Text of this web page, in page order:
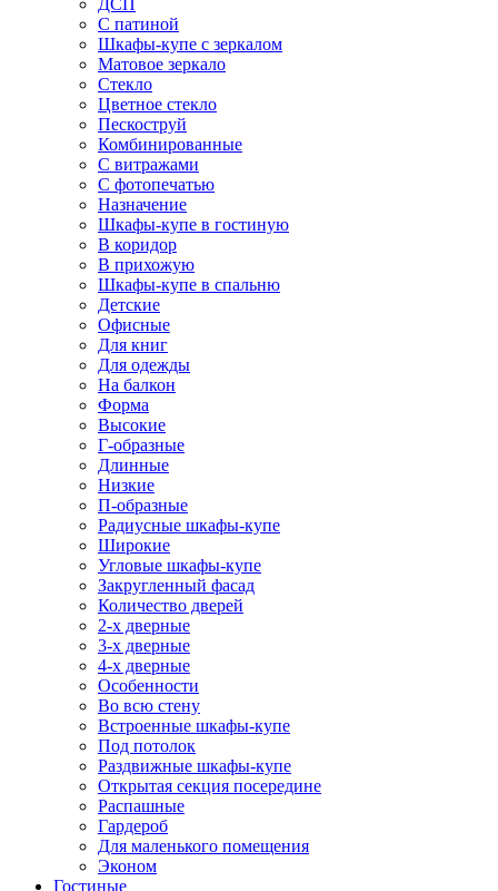
ДСП
С патиной
Шкафы-купе с зеркалом
Матовое зеркало
Стекло
Цветное стекло
Пескоструй
Комбинированные
С витражами
С фотопечатью
Назначение
Шкафы-купе в гостиную
В коридор
В прихожую
Шкафы-купе в спальню
Детские
Офисные
Для книг
Для одежды
На балкон
Форма
Высокие
Г-образные
Длинные
Низкие
П-образные
Радиусные шкафы-купе
Широкие
Угловые шкафы-купе
Закругленный фасад
Количество дверей
2-х дверные
3-х дверные
4-х дверные
Особенности
Во всю стену
Встроенные шкафы-купе
Под потолок
Раздвижные шкафы-купе
Открытая секция посередине
Распашные
Гардероб
Для маленького помещения
Эконом
Гостиные